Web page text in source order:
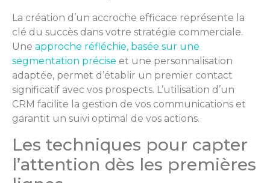
La création d’un accroche efficace représente la
clé du succès dans votre stratégie commerciale.
Une approche réfléchie, basée sur une
segmentation précise et une personnalisation
adaptée, permet d’établir un premier contact
significatif avec vos prospects. L’utilisation d’un
CRM facilite la gestion de vos communications et
garantit un suivi optimal de vos actions.
Les techniques pour capter
l’attention dès les premières